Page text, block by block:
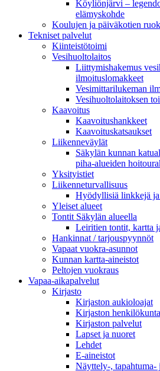
Köyliönjärvi –
elämyskohde
Koulujen ja päiväkotien
Tekniset palvelut
Kiinteistötoimi
Vesihuoltolaitos
Liittymishakemus
ilmoituslomakkeet
Vesimittarilukeman
Vesihuoltolaitoksen
Kaavoitus
Kaavoitushankkeet
Kaavoituskatsaukset
Liikenneväylät
Säkylän kunnan
piha-alueiden
Yksityistiet
Liikenneturvallisuus
Hyödyllisiä linkkejä ja
Yleiset alueet
Tontit Säkylän alueella
Leiritien tontit, kartta
Hankinnat / tarjouspyynnöt
Vapaat vuokra-asunnot
Kunnan kartta-aineistot
Peltojen vuokraus
Vapaa-aika­palvelut
Kirjasto
Kirjaston aukioloajat
Kirjaston henkilökunta
Kirjaston palvelut
Lapset ja nuoret
Lehdet
E-aineistot
Näyttely-, tapahtuma-